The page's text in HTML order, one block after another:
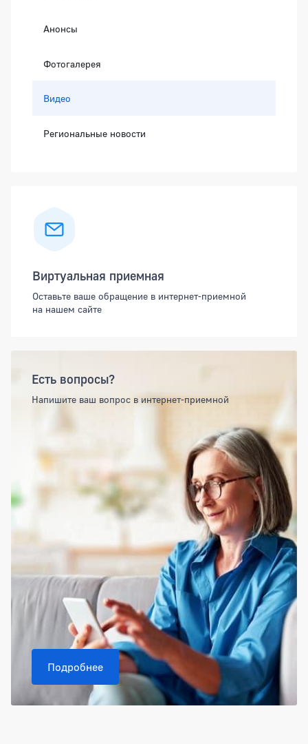
Анонсы
Фотогалерея
Видео
Региональные новости
Виртуальная приемная
Оставьте ваше обращение в интернет-приемной
на нашем сайте
Есть вопросы?
Напишите ваш вопрос в интернет-приемной
Подробнее